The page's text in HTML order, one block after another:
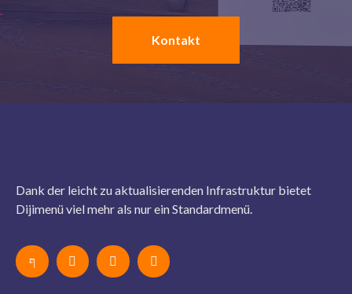
Kontakt
Dank der leicht zu aktualisierenden Infrastruktur bietet
Dijimenü viel mehr als nur ein Standardmenü.